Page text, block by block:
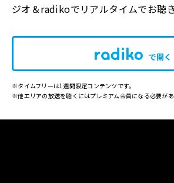
ジオ＆radikoでリアルタイムでお聴
で開く
※タイムフリーは1週間限定コンテンツです。
※他エリアの放送を聴くにはプレミアム会員になる必要があ